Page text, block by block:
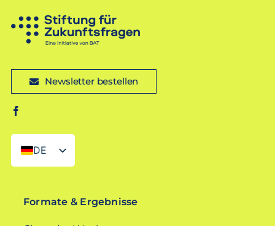
Newsletter bestellen
DE
EN
Formate & Ergebnisse